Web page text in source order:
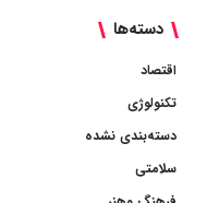
دسته‌ها
اقتصاد
تکنولوژی
دسته‌بندی نشده
سلامتی